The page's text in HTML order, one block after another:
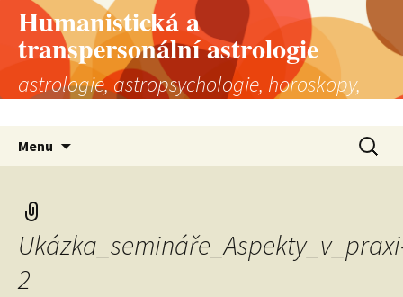
Humanistická a
transpersonální astrologie
astrologie, astropsychologie, horoskopy,
Menu
2